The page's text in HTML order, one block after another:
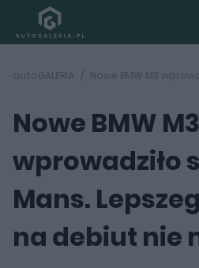
autoGALERIA
Nowe BMW M3
wprowadziło
Mans.
na debiut nie